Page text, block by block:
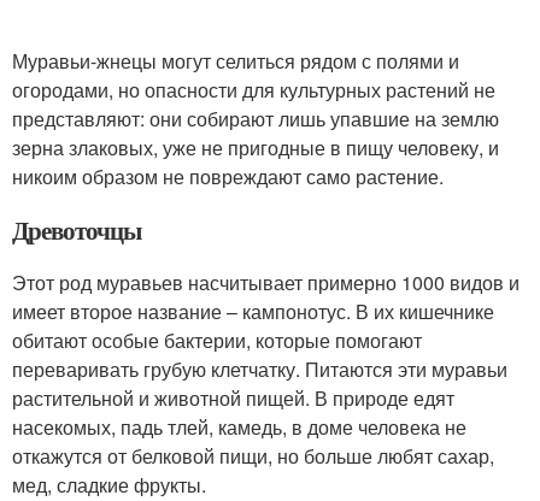
Муравьи-жнецы могут селиться рядом с полями и
огородами, но опасности для культурных растений не
представляют: они собирают лишь упавшие на землю
зерна злаковых, уже не пригодные в пищу человеку, и
никоим образом не повреждают само растение.
Древоточцы
Этот род муравьев насчитывает примерно 1000 видов и
имеет второе название – кампонотус. В их кишечнике
обитают особые бактерии, которые помогают
переваривать грубую клетчатку. Питаются эти муравьи
растительной и животной пищей. В природе едят
насекомых, падь тлей, камедь, в доме человека не
откажутся от белковой пищи, но больше любят сахар,
мед, сладкие фрукты.